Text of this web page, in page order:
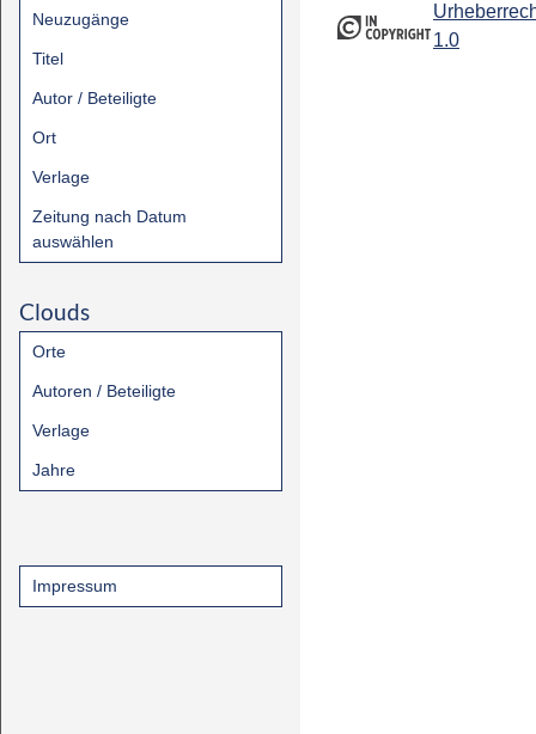
Neuzugänge
Titel
Autor / Beteiligte
Ort
Verlage
Zeitung nach Datum
auswählen
Clouds
Orte
Autoren / Beteiligte
Verlage
Jahre
Impressum
1.0